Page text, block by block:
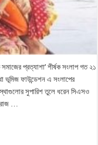
সমাজের প্রত্যাশা’ শীর্ষক সংলাপ গত ২১
ভূমিজ ফাউন্ডেশন এ সংলাপের
সুপারিশ তুলে ধরেন সিএসও
…